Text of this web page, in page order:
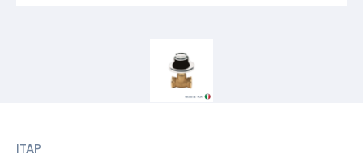
ITAP